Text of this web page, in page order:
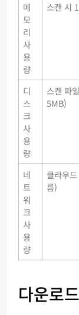
메
모
리
사
용
량
스캔 시
디
스
크
사
용
량
스캔 파
5MB)
네
트
워
크
사
용
량
클라우
름)
다운로